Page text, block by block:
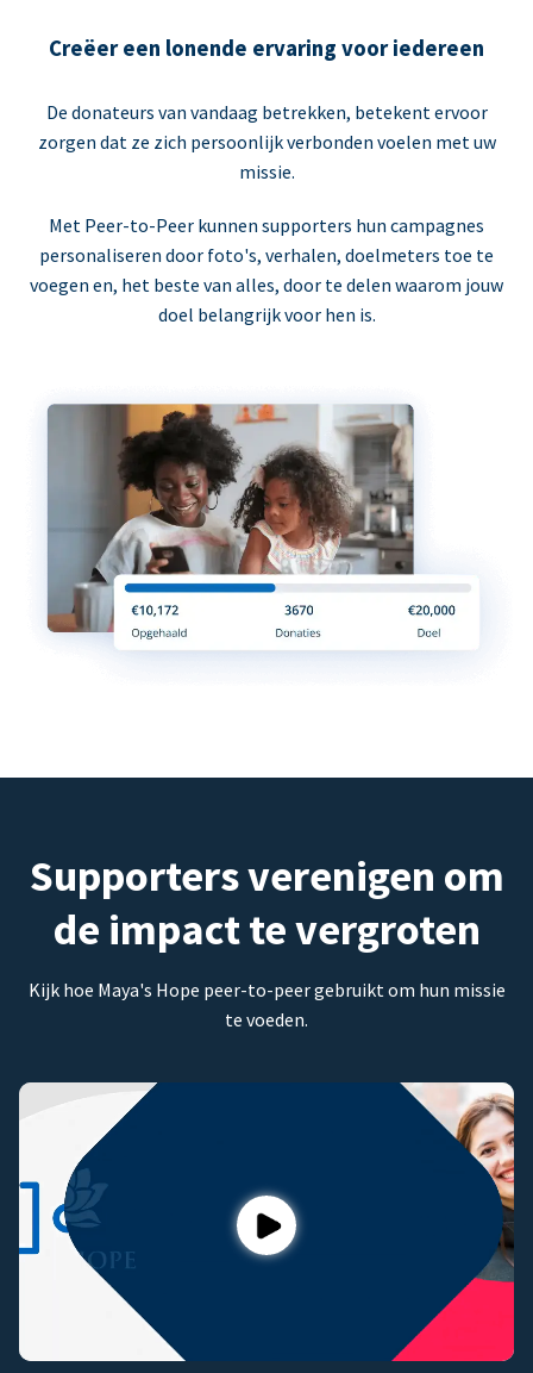
Creëer een lonende ervaring voor iedereen
De donateurs van vandaag betrekken, betekent ervoor
zorgen dat ze zich persoonlijk verbonden voelen met uw
missie.
Met Peer-to-Peer kunnen supporters hun campagnes
personaliseren door foto's, verhalen, doelmeters toe te
voegen en, het beste van alles, door te delen waarom jouw
doel belangrijk voor hen is.
Supporters verenigen om
de impact te vergroten
Kijk hoe Maya's Hope peer-to-peer gebruikt om hun missie
te voeden.
Play